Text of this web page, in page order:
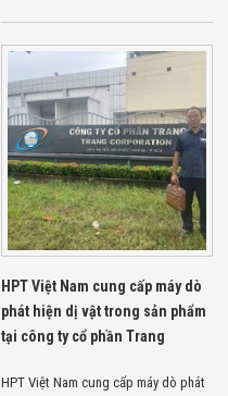
Dự Án Ngành
Điện Tử
Dự Án Ngành
Công An - Quân
Đội
Dự Án Khối Nhà
Máy
Dự Án Kho
Xưởng -
Logistics
Tin Tức
Tin Công Nghệ
Tin Tuyển Dụng
Liên Hệ
HPT Việt Nam cung cấp máy dò
phát hiện dị vật trong sản phẩm
tại công ty cổ phần Trang
HPT Việt Nam cung cấp máy dò phát